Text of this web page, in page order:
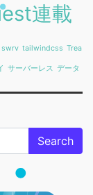
連載
swrv tailwindcss Trea
サーバーレス データ